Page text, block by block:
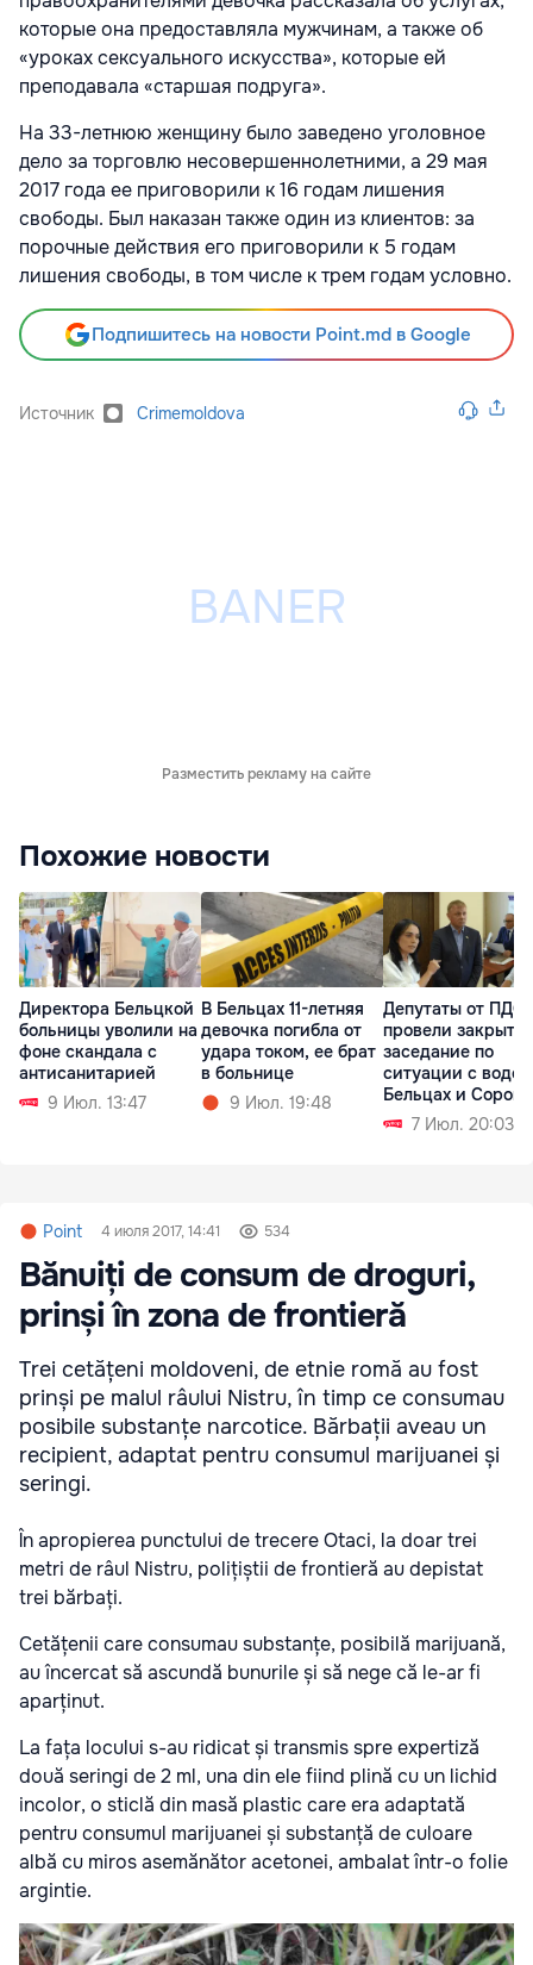
которые она предоставляла мужчинам, а также об
«уроках сексуального искусства», которые ей
преподавала «старшая подруга».
На 33-летнюю женщину было заведено уголовное
дело за торговлю несовершеннолетними, а 29 мая
2017 года ее приговорили к 16 годам лишения
свободы. Был наказан также один из клиентов: за
порочные действия его приговорили к 5 годам
лишения свободы, в том числе к трем годам условно.
Подпишитесь на новости Point.md в Google
Источник Crimemoldova
Разместить рекламу на сайте
Похожие новости
Директора Бельцкой
больницы уволили на
фоне скандала с
антисанитарией
9 Июл. 13:47
В Бельцах 11-летняя
девочка погибла от
удара током, ее брат
в больнице
9 Июл. 19:48
Депутаты от ПДС
провели закрытое
заседание по
ситуации с
Бельцах и
7 Июл. 20:03
Point 4 июля 2017, 14:41 534
Bănuiți de consum de droguri,
prinși în zona de frontieră
Trei cetățeni moldoveni, de etnie romă au fost
prinși pe malul râului Nistru, în timp ce consumau
posibile substanțe narcotice. Bărbații aveau un
recipient, adaptat pentru consumul marijuanei și
seringi.
În apropierea punctului de trecere Otaci, la doar trei
metri de râul Nistru, polițiștii de frontieră au depistat
trei bărbați.
Cetățenii care consumau substanțe, posibilă marijuană,
au încercat să ascundă bunurile și să nege că le-ar fi
aparținut.
La fața locului s-au ridicat și transmis spre expertiză
două seringi de 2 ml, una din ele fiind plină cu un lichid
incolor, o sticlă din masă plastic care era adaptată
pentru consumul marijuanei și substanță de culoare
albă cu miros asemănător acetonei, ambalat într-o folie
argintie.